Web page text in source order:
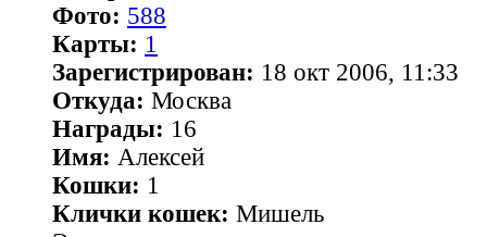
Фото: 588
Карты: 1
Зарегистрирован: 18 окт 2006, 11:33
Откуда: Москва
Награды: 16
Имя: Алексей
Кошки: 1
Клички кошек: Мишель